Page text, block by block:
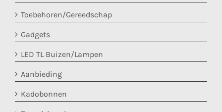
Toebehoren/Gereedschap
Gadgets
LED TL Buizen/Lampen
Aanbieding
Kadobonnen